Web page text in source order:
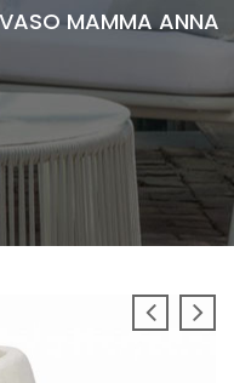
VASO MAMMA ANNA